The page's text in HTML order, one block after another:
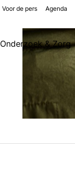
Onderzoek & Zorg
Voor de pers Agenda